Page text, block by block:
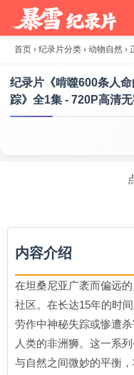
首页 › 纪录片分类 › 动物自然 ›
纪录片《啃噬600条人
踪》全1集 - 720P高清
内容介绍
在坦桑尼亚广袤而偏远
社区。在长达15年的时
劳作中神秘失踪或惨遭
人类的非洲狮。这一系
与自然之间微妙的平衡